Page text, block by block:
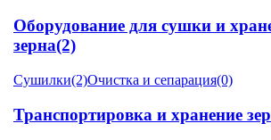
Оборудование для сушки и
зерна(2)
Сушилки(2)Очистка и сепарация(0)
Транспортировка и хранение